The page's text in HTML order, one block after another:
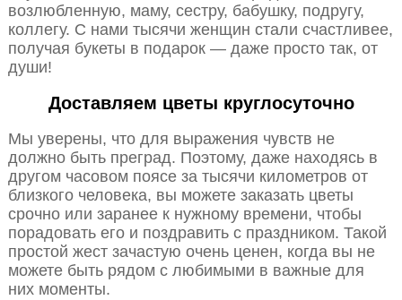
возлюбленную, маму, сестру, бабушку, подругу,
коллегу. С нами тысячи женщин стали счастливее,
получая букеты в подарок — даже просто так, от
души!
Доставляем цветы круглосуточно
Мы уверены, что для выражения чувств не
должно быть преград. Поэтому, даже находясь в
другом часовом поясе за тысячи километров от
близкого человека, вы можете заказать цветы
срочно или заранее к нужному времени, чтобы
порадовать его и поздравить с праздником. Такой
простой жест зачастую очень ценен, когда вы не
можете быть рядом с любимыми в важные для
них моменты.